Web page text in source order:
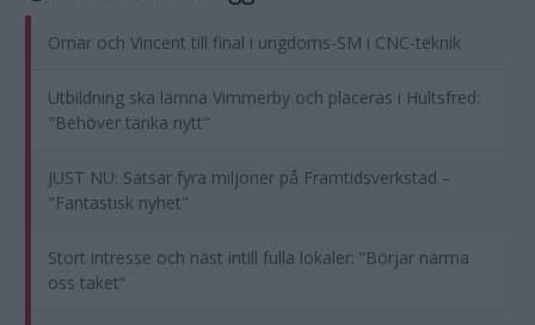
Omar och Vincent till final i ungdoms-SM i CNC-teknik
Utbildning ska lämna Vimmerby och placeras i Hultsfred:
"Behöver tänka nytt"
JUST NU: Satsar fyra miljoner på Framtidsverkstad –
"Fantastisk nyhet"
Stort intresse och näst intill fulla lokaler: ”Börjar närma
oss taket”